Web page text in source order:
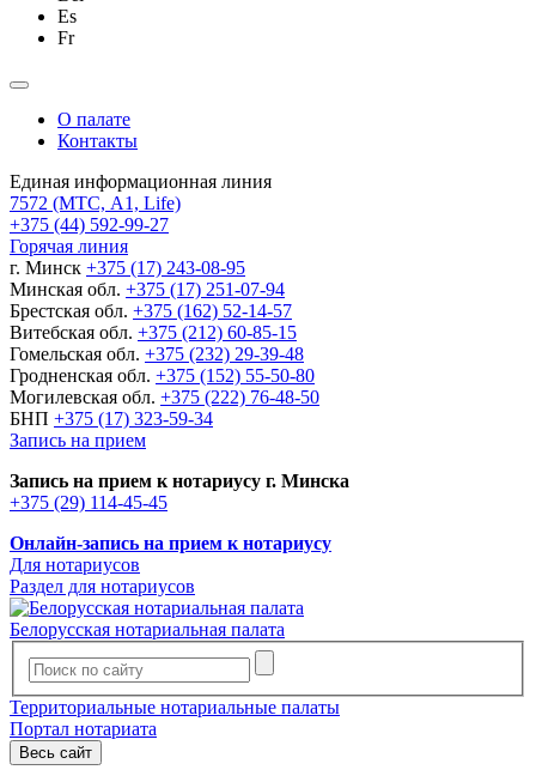
Es
Fr
О палате
Контакты
Единая информационная линия
7572 (МТС, A1, Life)
+375 (44) 592-99-27
Горячая линия
г. Минск +375 (17) 243-08-95
Минская обл. +375 (17) 251-07-94
Брестская обл. +375 (162) 52-14-57
Витебская обл. +375 (212) 60-85-15
Гомельская обл. +375 (232) 29-39-48
Гродненская обл. +375 (152) 55-50-80
Могилевская обл. +375 (222) 76-48-50
БНП +375 (17) 323-59-34
Запись на прием
Запись на прием к нотариусу г. Минска
+375 (29) 114-45-45
Онлайн-запись на прием к нотариусу
Для нотариусов
Раздел для нотариусов
Белорусская нотариальная палата
Территориальные нотариальные палаты
Портал нотариата
Весь сайт